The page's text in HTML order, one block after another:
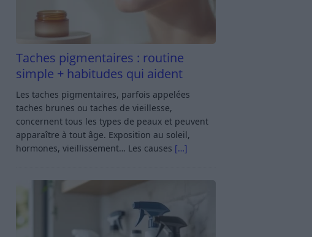
Taches pigmentaires : routine
simple + habitudes qui aident
Les taches pigmentaires, parfois appelées
taches brunes ou taches de vieillesse,
concernent tous les types de peaux et peuvent
apparaître à tout âge. Exposition au soleil,
hormones, vieillissement… Les causes […]